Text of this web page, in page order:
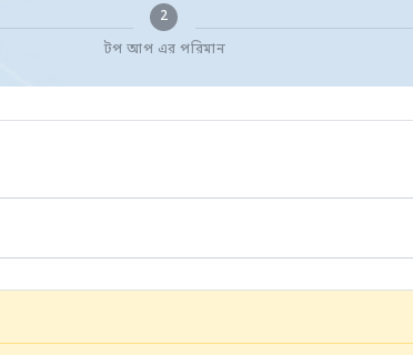
2
টপ আপ এর পরিমান